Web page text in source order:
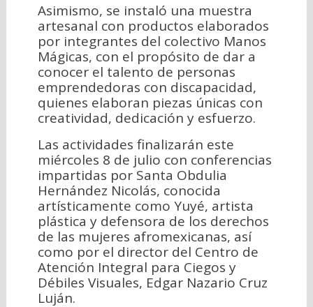
Asimismo, se instaló una muestra
artesanal con productos elaborados
por integrantes del colectivo Manos
Mágicas, con el propósito de dar a
conocer el talento de personas
emprendedoras con discapacidad,
quienes elaboran piezas únicas con
creatividad, dedicación y esfuerzo.
Las actividades finalizarán este
miércoles 8 de julio con conferencias
impartidas por Santa Obdulia
Hernández Nicolás, conocida
artísticamente como Yuyé, artista
plástica y defensora de los derechos
de las mujeres afromexicanas, así
como por el director del Centro de
Atención Integral para Ciegos y
Débiles Visuales, Edgar Nazario Cruz
Luján.